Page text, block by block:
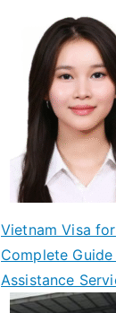
Vietnam Visa
Complete
Assistance